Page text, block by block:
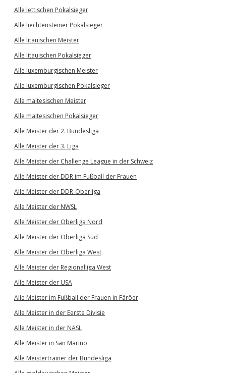
Alle lettischen Pokalsieger
Alle liechtensteiner Pokalsieger
Alle litauischen Meister
Alle litauischen Pokalsieger
Alle luxemburgischen Meister
Alle luxemburgischen Pokalsieger
Alle maltesischen Meister
Alle maltesischen Pokalsieger
Alle Meister der 2. Bundesliga
Alle Meister der 3. Liga
Alle Meister der Challenge League in der Schweiz
Alle Meister der DDR im Fußball der Frauen
Alle Meister der DDR-Oberliga
Alle Meister der NWSL
Alle Meister der Oberliga Nord
Alle Meister der Oberliga Süd
Alle Meister der Oberliga West
Alle Meister der Regionalliga West
Alle Meister der USA
Alle Meister im Fußball der Frauen in Färöer
Alle Meister in der Eerste Divisie
Alle Meister in der NASL
Alle Meister in San Marino
Alle Meistertrainer der Bundesliga